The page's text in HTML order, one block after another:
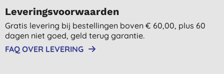
Leveringsvoorwaarden
Gratis levering bij bestellingen boven € 60,00, plus 60
dagen niet goed, geld terug garantie.
FAQ OVER LEVERING